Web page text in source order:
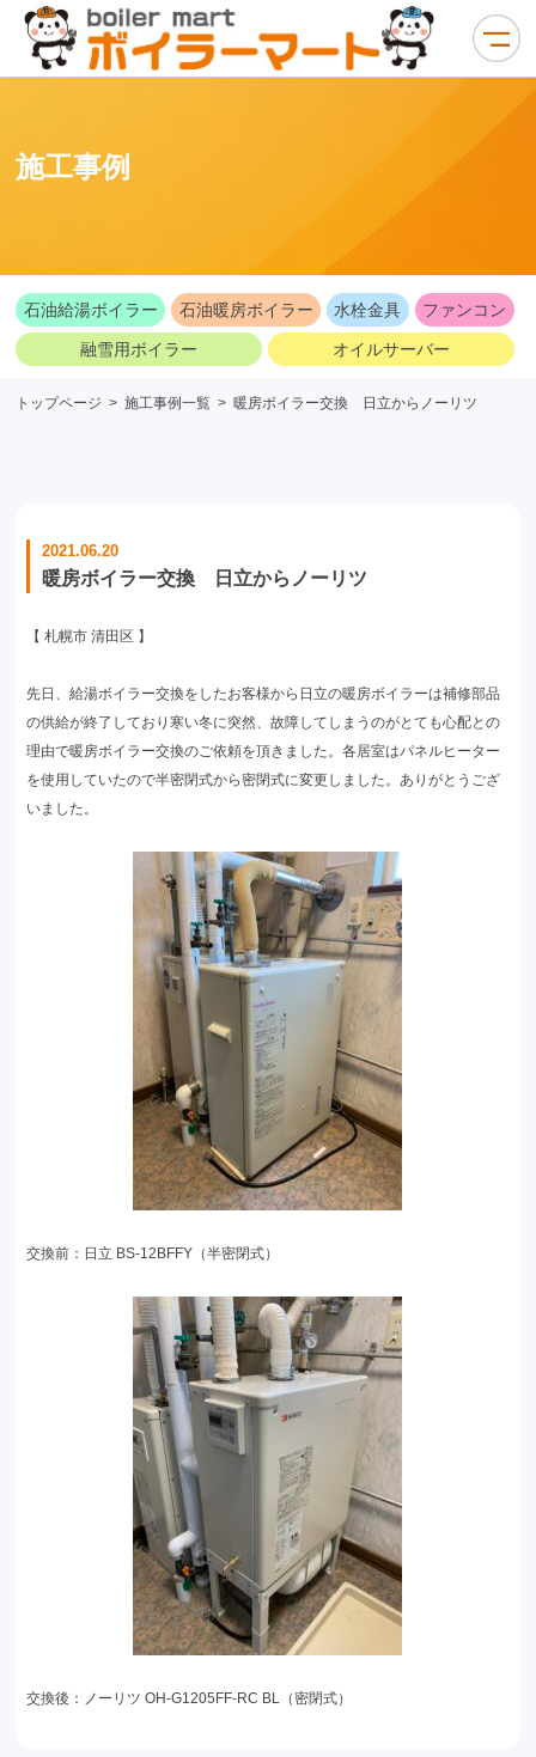
施工事例
石油給湯ボイラー 石油暖房ボイラー 水栓金具 ファンコン
融雪用ボイラー オイルサーバー
トップページ > 施工事例一覧 > 暖房ボイラー交換 日立からノーリツ
2021.06.20
暖房ボイラー交換 日立からノーリツ
【 札幌市 清田区 】
先日、給湯ボイラー交換をしたお客様から日立の暖房ボイラーは補修部品
の供給が終了しており寒い冬に突然、故障してしまうのがとても心配との
理由で暖房ボイラー交換のご依頼を頂きました。各居室はパネルヒーター
を使用していたので半密閉式から密閉式に変更しました。ありがとうござ
いました。
交換前：日立 BS-12BFFY（半密閉式）
交換後：ノーリツ OH-G1205FF-RC BL（密閉式）